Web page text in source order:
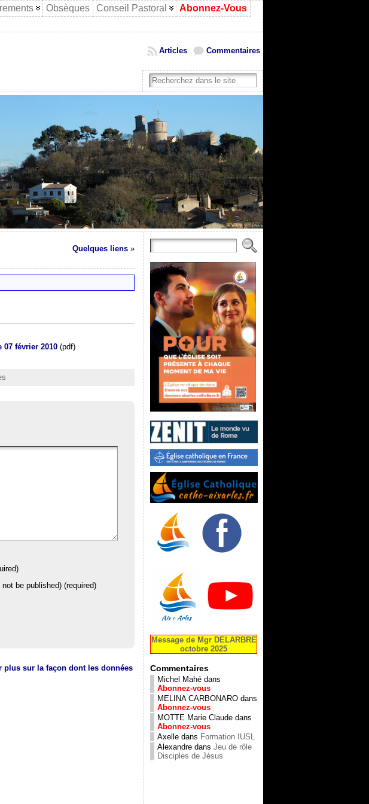
Obsèques Conseil Pastoral
Abonnez-Vous
Commentaires
Articles
Quelques liens »
07 février 2010(pdf)
not be published) (required)
plus sur la façon dont les données
Message de Mgr DELARBRE
octobre 2025
Commentaires
Michel Mahé dans
Abonnez-vous
MELINA CARBONARO dans
Abonnez-vous
MOTTE Marie Claude dans
Abonnez-vous
Axelle dans Formation IUSL
Alexandre dans Jeu de rôle
Disciples de Jésus